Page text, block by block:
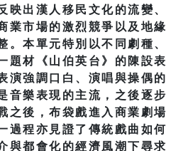
映出漢人移民文化的流變、
業市場的激烈競爭以及地緣
。本單元特別以不同劇種、
題材《山伯英台》的陳設表
演強調口白、演唱與操偶的
音樂表現的主流，之後逐步
之後，布袋戲進入商業劇場
過程亦見證了傳統戲曲如何
與都會化的經濟風潮下尋求